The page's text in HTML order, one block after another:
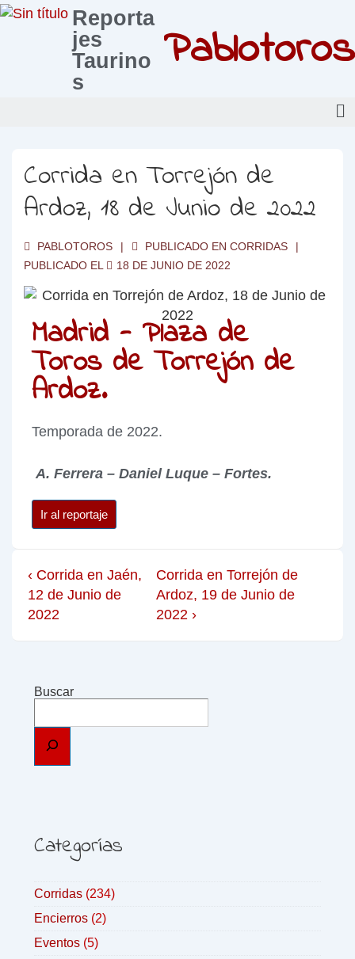
Reporta
jes
Taurino
s
Pablotoros
Corrida en Torrejón de
Ardoz, 18 de Junio de 2022
PABLOTOROS PUBLICADO EN CORRIDAS
PUBLICADO EL
18 DE JUNIO DE 2022
Madrid - Plaza de
Toros de Torrejón de
Ardoz.
Temporada de 2022.
A. Ferrera – Daniel Luque – Fortes.
Ir al reportaje
‹ Corrida en Jaén,
12 de Junio de
2022
Corrida en Torrejón de
Ardoz, 19 de Junio de
2022 ›
Buscar
Categorías
Corridas (234)
Encierros (2)
Eventos (5)